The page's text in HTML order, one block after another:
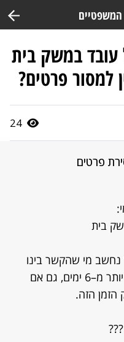
במשק בית
למסור פרטים?
24
פרטים
בית
מי שהקשר בינו
ובין העובד במשק ביתו נמשך יותר מ–6 ימים, גם אם
הזמן הזה.